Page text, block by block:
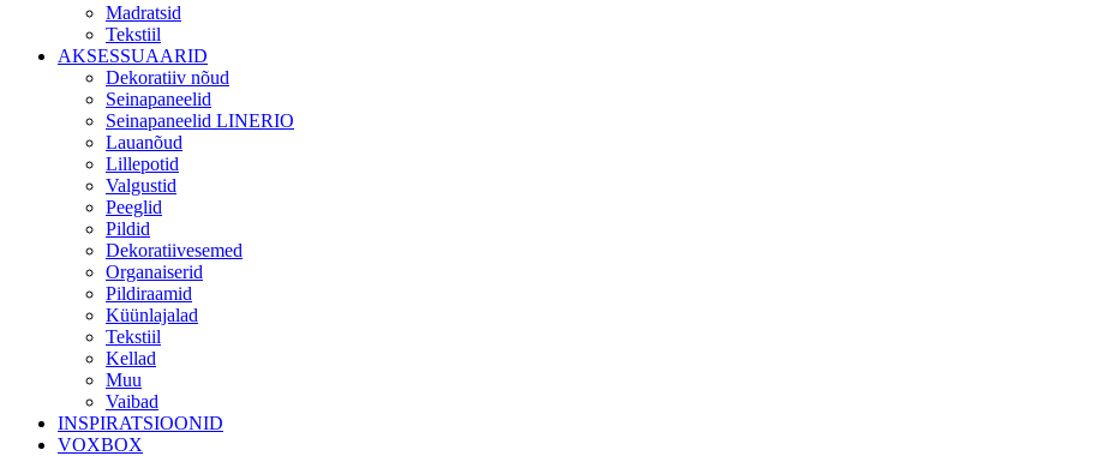
Madratsid
Tekstiil
AKSESSUAARID
Dekoratiiv nõud
Seinapaneelid
Seinapaneelid LINERIO
Lauanõud
Lillepotid
Valgustid
Peeglid
Pildid
Dekoratiivesemed
Organaiserid
Pildiraamid
Küünlajalad
Tekstiil
Kellad
Muu
Vaibad
INSPIRATSIOONID
VOXBOX